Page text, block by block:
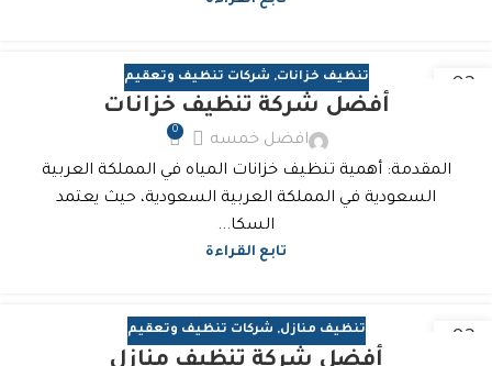
03 تنظيف خزانات, شركات تنظيف وتعقيم
أفضل شركة تنظيف خزانات
افضل خمسه
0
المقدمة: أهمية تنظيف خزانات المياه في المملكة العربية
السعودية في المملكة العربية السعودية، حيث يعتمد
السكا...
تابع القراءة
تنظيف منازل, شركات تنظيف وتعقيم